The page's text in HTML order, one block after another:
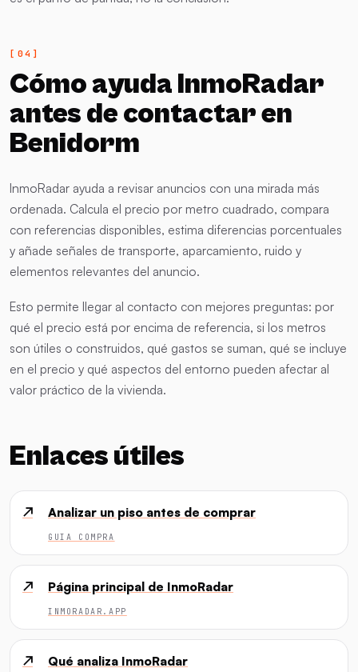
Cómo ayuda InmoRadar
antes de contactar en
Benidorm
InmoRadar ayuda a revisar anuncios con una mirada más
ordenada. Calcula el precio por metro cuadrado, compara
con referencias disponibles, estima diferencias porcentuales
y añade señales de transporte, aparcamiento, ruido y
elementos relevantes del anuncio.
Esto permite llegar al contacto con mejores preguntas: por
qué el precio está por encima de referencia, si los metros
son útiles o construidos, qué gastos se suman, qué se incluye
en el precio y qué aspectos del entorno pueden afectar al
valor práctico de la vivienda.
Enlaces útiles
↗ Analizar un piso antes de comprar
GUIA COMPRA
↗ Página principal de InmoRadar
INMORADAR.APP
↗ Qué analiza InmoRadar